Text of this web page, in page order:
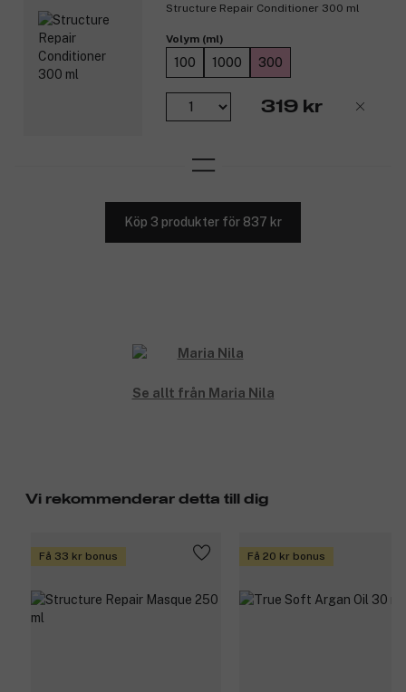
Structure Repair Conditioner 300 ml
Volym (ml)
100 1000 300
319 kr
Köp 3 produkter för 837 kr
Se allt från Maria Nila
Vi rekommenderar detta till dig
Få 33 kr bonus Få 20 kr bonus